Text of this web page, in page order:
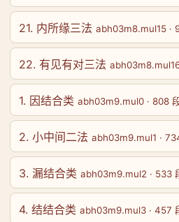
21. 内所缘三法 abh03m8.mul15 ·
22. 有见有对三法
1. 因结合类 abh03m9.mul0 · 808
2. 小中间二法 abh03m9.mul1 ·
3. 漏结合类 abh03m9.mul2 · 533
4. 结结合类 abh03m9.mul3 · 457